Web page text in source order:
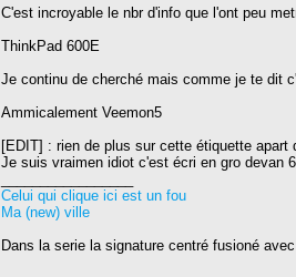
C'est incroyable le nbr d'info que l'ont peu
ThinkPad 600E
Je continu de cherché mais comme je te dit
Ammicalement Veemon5
[EDIT] : rien de plus sur cette étiquette
Je suis vraimen idiot c'est écri en gro devan
Celui qui clique ici est un fou
Ma (new) ville
Dans la serie la signature centré fusioné